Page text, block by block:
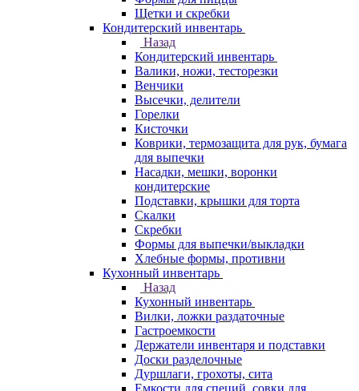
Щетки и скребки
Кондитерский инвентарь
Назад
Кондитерский инвентарь
Валики, ножи, тесторезки
Венчики
Высечки, делители
Горелки
Кисточки
Коврики, термозащита для рук, бумага
для выпечки
Насадки, мешки, воронки
кондитерские
Подставки, крышки для торта
Скалки
Скребки
Формы для выпечки/выкладки
Хлебные формы, противни
Кухонный инвентарь
Назад
Кухонный инвентарь
Вилки, ложки раздаточные
Гастроемкости
Держатели инвентаря и подставки
Доски разделочные
Дуршлаги, грохоты, сита
Емкости для специй, совки для